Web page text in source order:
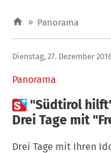
» Panorama
Panorama
Dienstag, 27. Dezember
 "Südtirol
Drei Tage mit
Drei Tage mit Ihren